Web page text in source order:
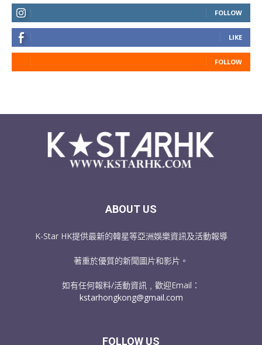
FOLLOW
LIKE
FOLLOW
ABOUT US
K-Star HK提供最新的韓星等亞洲娛樂資訊及活動報導
著重於優質的新聞圖片和影片。
如有任何報料/活動資訊﹐歡迎Email：
kstarhongkong@gmail.com
FOLLOW US